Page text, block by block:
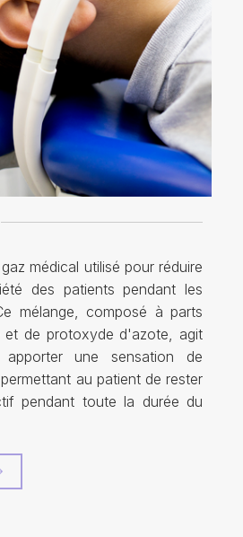
médical utilisé pour réduire
des patients pendant les
mélange, composé à parts
et de protoxyde d'azote, agit
apporter une sensation de
au patient de rester
pendant toute la durée du